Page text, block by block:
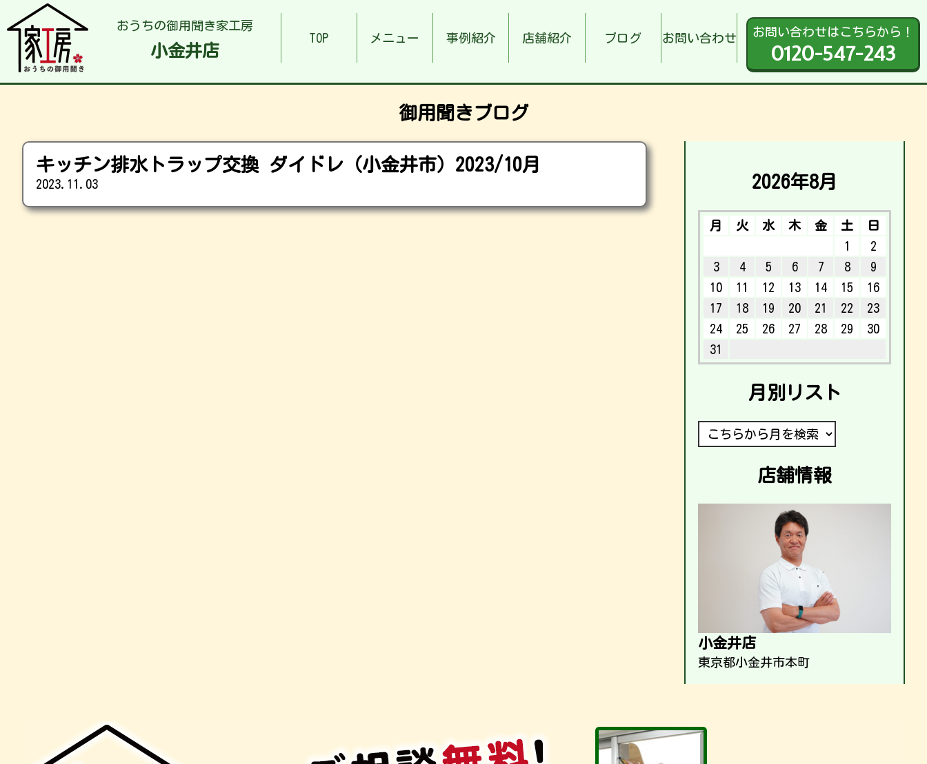
おうちの御用聞き家工房
小金井店
TOP メニュー 事例紹介 店舗紹介 ブログ お問い合わせ お問い合わせはこちらから！
0120-547-243
御用聞きブログ
キッチン排水トラップ交換 ダイドレ（小金井市）2023/10月
2023.11.03 2026年8月
月 火 水 木 金 土
日
1
2
3
4 5 6 7 8
9
10
11 12 13 14 15
16
17
18 19 20 21 22
23
24
25 26 27 28 29
30
31
月別リスト
店舗情報
小金井店
東京都小金井市本町